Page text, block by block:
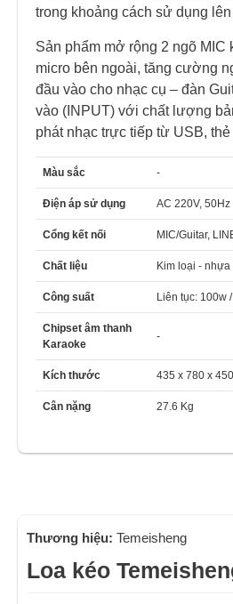
trong khoảng cách sử dụng
Sản phẩm mở rộng 2 ngõ
micro bên ngoài, tăng cường
đầu vào cho nhạc cụ – đàn
vào (INPUT) với chất lượng
phát nhạc trực tiếp từ USB,
Màu sắc -
Điện áp sử dụng AC 220V, 50Hz
Cổng kết nối MIC/Guitar,
Chất liệu Kim loại - nhựa
Công suất Liên tục: 100w
Chipset âm thanh
Karaoke
-
Kích thước 435 x 780 x
Cân nặng 27.6 Kg
Thương hiệu: Temeisheng
Loa kéo